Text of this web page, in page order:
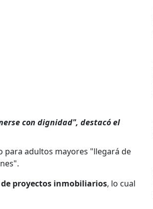
con dignidad", destacó el
para adultos mayores "llegará de
proyectos inmobiliarios, lo cual